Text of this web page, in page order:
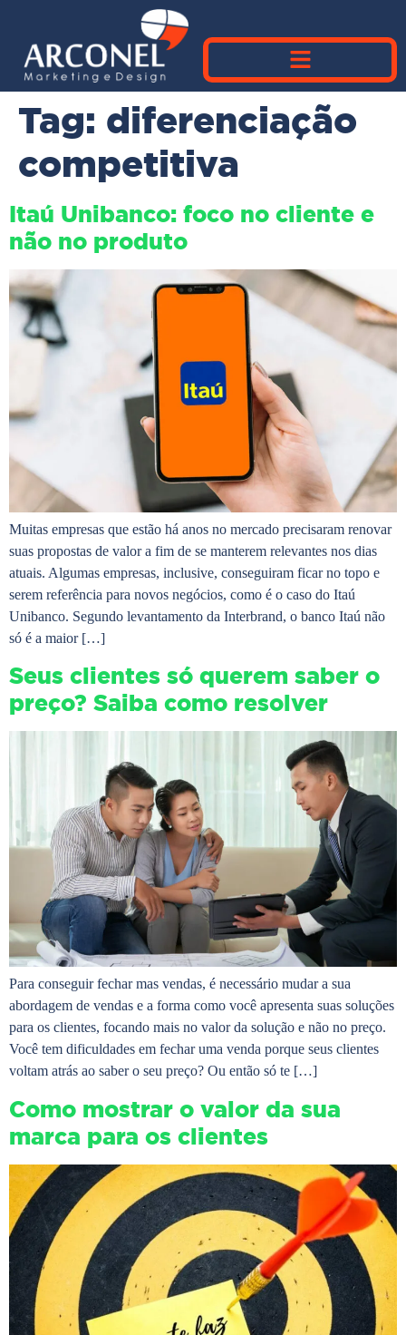
Tag: diferenciação
competitiva
Itaú Unibanco: foco no cliente e
não no produto
Muitas empresas que estão há anos no mercado precisaram renovar
suas propostas de valor a fim de se manterem relevantes nos dias
atuais. Algumas empresas, inclusive, conseguiram ficar no topo e
serem referência para novos negócios, como é o caso do Itaú
Unibanco. Segundo levantamento da Interbrand, o banco Itaú não
só é a maior […]
Seus clientes só querem saber o
preço? Saiba como resolver
Para conseguir fechar mas vendas, é necessário mudar a sua
abordagem de vendas e a forma como você apresenta suas soluções
para os clientes, focando mais no valor da solução e não no preço.
Você tem dificuldades em fechar uma venda porque seus clientes
voltam atrás ao saber o seu preço? Ou então só te […]
Como mostrar o valor da sua
marca para os clientes